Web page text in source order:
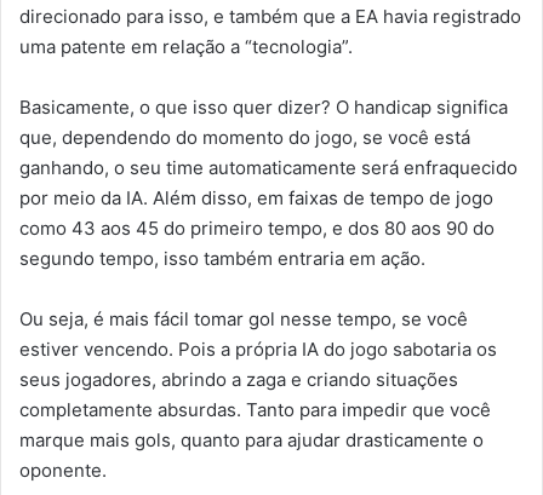
direcionado para isso, e também que a EA havia registrado
uma patente em relação a “tecnologia”.
Basicamente, o que isso quer dizer? O handicap significa
que, dependendo do momento do jogo, se você está
ganhando, o seu time automaticamente será enfraquecido
por meio da IA. Além disso, em faixas de tempo de jogo
como 43 aos 45 do primeiro tempo, e dos 80 aos 90 do
segundo tempo, isso também entraria em ação.
Ou seja, é mais fácil tomar gol nesse tempo, se você
estiver vencendo. Pois a própria IA do jogo sabotaria os
seus jogadores, abrindo a zaga e criando situações
completamente absurdas. Tanto para impedir que você
marque mais gols, quanto para ajudar drasticamente o
oponente.